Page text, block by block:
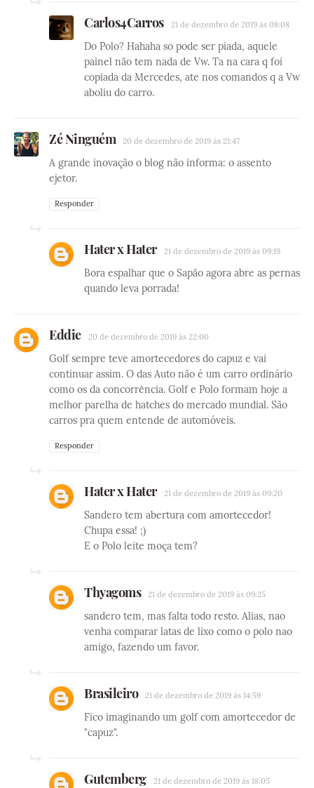
Carlos4Carros 21 de dezembro de 2019 às 08:08
Do Polo? Hahaha so pode ser piada, aquele
painel não tem nada de Vw. Ta na cara q foi
copiada da Mercedes, ate nos comandos q a Vw
aboliu do carro.
Zé Ninguém 20 de dezembro de 2019 às 21:47
A grande inovação o blog não informa: o assento
ejetor.
Responder
Hater x Hater 21 de dezembro de 2019 às 09:19
Bora espalhar que o Sapão agora abre as pernas
quando leva porrada!
Eddie 20 de dezembro de 2019 às 22:00
Golf sempre teve amortecedores do capuz e vai
continuar assim. O das Auto não é um carro ordinário
como os da concorrência. Golf e Polo formam hoje a
melhor parelha de hatches do mercado mundial. São
carros pra quem entende de automóveis.
Responder
Hater x Hater 21 de dezembro de 2019 às 09:20
Sandero tem abertura com amortecedor!
Chupa essa! ;)
E o Polo leite moça tem?
Thyagoms 21 de dezembro de 2019 às 09:25
sandero tem, mas falta todo resto. Alias, nao
venha comparar latas de lixo como o polo nao
amigo, fazendo um favor.
Brasileiro 21 de dezembro de 2019 às 14:59
Fico imaginando um golf com amortecedor de
"capuz".
Gutemberg 21 de dezembro de 2019 às 18:05